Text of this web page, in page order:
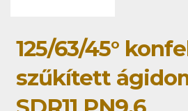
125/63/45°
szűkített